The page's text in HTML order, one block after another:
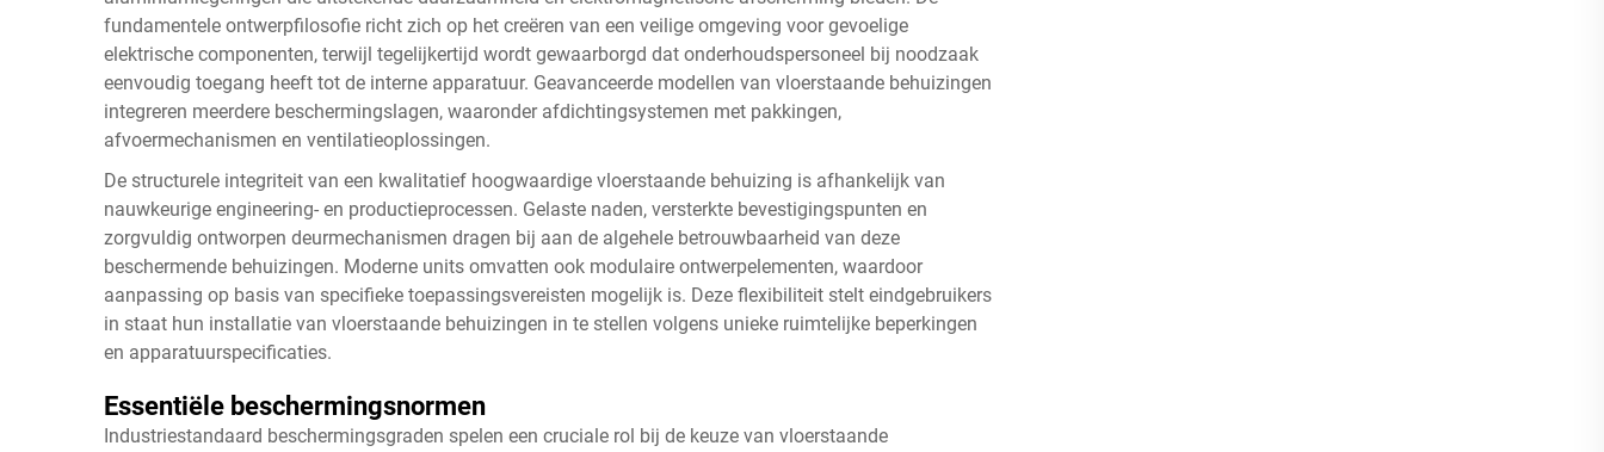
fundamentele ontwerpfilosofie richt zich op het creëren van een veilige omgeving voor gevoelige
elektrische componenten, terwijl tegelijkertijd wordt gewaarborgd dat onderhoudspersoneel bij noodzaak
eenvoudig toegang heeft tot de interne apparatuur. Geavanceerde modellen van vloerstaande behuizingen
integreren meerdere beschermingslagen, waaronder afdichtingsystemen met pakkingen,
afvoermechanismen en ventilatieoplossingen.
De structurele integriteit van een kwalitatief hoogwaardige vloerstaande behuizing is afhankelijk van
nauwkeurige engineering- en productieprocessen. Gelaste naden, versterkte bevestigingspunten en
zorgvuldig ontworpen deurmechanismen dragen bij aan de algehele betrouwbaarheid van deze
beschermende behuizingen. Moderne units omvatten ook modulaire ontwerpelementen, waardoor
aanpassing op basis van specifieke toepassingsvereisten mogelijk is. Deze flexibiliteit stelt eindgebruikers
in staat hun installatie van vloerstaande behuizingen in te stellen volgens unieke ruimtelijke beperkingen
en apparatuurspecificaties.
Essentiële beschermingsnormen
Industriestandaard beschermingsgraden spelen een cruciale rol bij de keuze van vloerstaande